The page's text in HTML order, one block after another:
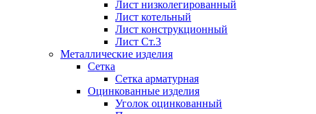
Лист низколегированный
Лист котельный
Лист конструкционный
Лист Ст.3
Металлические изделия
Сетка
Сетка арматурная
Оцинкованные изделия
Уголок оцинкованный